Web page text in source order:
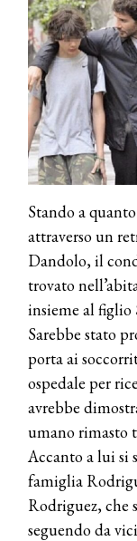
Stando a
attraverso un
Dandolo, il
trovato
insieme al figlio
Sarebbe stato
porta ai
ospedale per
avrebbe
umano rimasto
Accanto a lui si
famiglia
Rodriguez, che
seguendo da